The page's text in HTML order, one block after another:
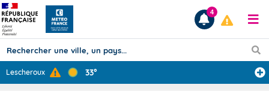
Prévisions
4
Lescheroux 33°